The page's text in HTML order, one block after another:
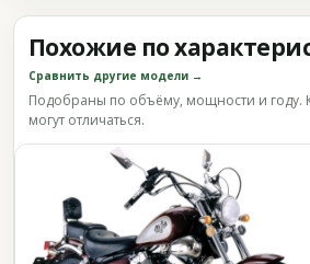
Похожие по
Сравнить другие модели →
Подобраны по объёму, мощности и году.
могут отличаться.